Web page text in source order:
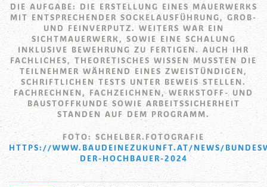
DIE AUFGABE: DIE ERSTELLUNG EINES MAUERWERKS
MIT ENTSPRECHENDER SOCKELAUSFÜHRUNG, GROB-
UND FEINVERPUTZ. WEITERS WAR EIN
SICHTMAUERWERK, SOWIE EINE SCHALUNG
INKLUSIVE BEWEHRUNG ZU FERTIGEN. AUCH IHR
FACHLICHES, THEORETISCHES WISSEN MUSSTEN DIE
TEILNEHMER WÄHREND EINES ZWEISTÜNDIGEN,
SCHRIFTLICHEN TESTS UNTER BEWEIS STELLEN.
FACHRECHNEN, FACHZEICHNEN, WERKSTOFF- UND
BAUSTOFFKUNDE SOWIE ARBEITSSICHERHEIT
STANDEN AUF DEM PROGRAMM.
FOTO: SCHELBER.FOTOGRAFIE
HTTPS://WWW.BAUDEINEZUKUNFT.AT/NEWS/
DER-HOCHBAUER-2024